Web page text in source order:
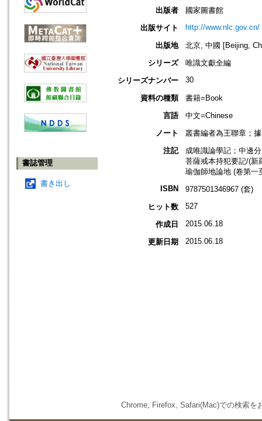
書誌管理
書き出し
出版者
國家圖書館
出版サイト
http://www.nlc.gov.cn/
出版地
北京, 中國 [Beijing,
シリーズ
唯識文獻全編
シリーズナンバー
30
資料の種類
書籍=Book
言語
中文=Chinese
ノート
叢書編者為王聯章；
注記
成唯識論學記；中邊
菩薩戒本持犯要記/(新
瑜伽師地論地 (卷第一
ISBN
9787501346967 (套)
ヒット数
527
作成日 2015.06.18
更新日期 2015.06.18
Chrome, Firefox, Safari(Mac)での検索を